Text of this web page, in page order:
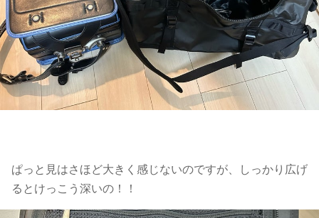
ぱっと見はさほど大きく感じないのですが、しっかり広げ
るとけっこう深いの！！